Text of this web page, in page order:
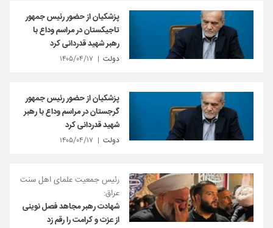
پزشکیان از حضور رئیس جمهور
تاجیکستان در مراسم وداع با
رهبر شهید قدردانی کرد
دولت ۱۴۰۵/۰۴/۱۷
پزشکیان از حضور رئیس جمهور
گرجستان در مراسم وداع با رهبر
شهید قدردانی کرد
دولت ۱۴۰۵/۰۴/۱۷
رئیس جمعیت علمای اهل سنت
عراق:
شهادت رهبر مجاهد فصل نوینی
از عزت و کرامت را رقم زد